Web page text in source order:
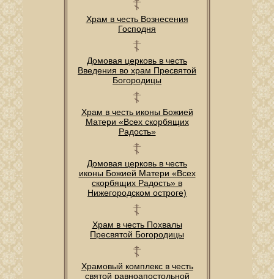
Храм в честь Вознесения
Господня
Домовая церковь в честь
Введения во храм Пресвятой
Богородицы
Храм в честь иконы Божией
Матери «Всех скорбящих
Радость»
Домовая церковь в честь
иконы Божией Матери «Всех
скорбящих Радость» в
Нижегородском остроге)
Храм в честь Похвалы
Пресвятой Богородицы
Храмовый комплекс в честь
святой равноапостольной